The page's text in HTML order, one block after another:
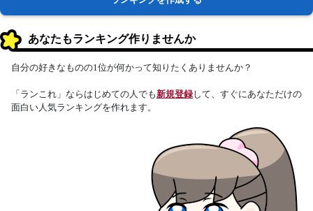
あなたもランキング作りませんか
自分の好きなものの1位が何かって知りたくありませんか？
「ランこれ」ならはじめての人でも新規登録して、すぐにあなただけの
面白い人気ランキングを作れます。